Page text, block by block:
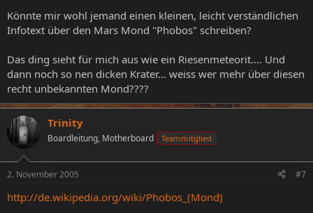
Könnte mir wohl jemand einen kleinen, leicht verständlichen
Infotext über den Mars Mond "Phobos" schreiben?
Das ding sieht für mich aus wie ein Riesenmeteorit.... Und
dann noch so nen dicken Krater... weiss wer mehr über diesen
recht unbekannten Mond????
Trinity
Boardleitung, Motherboard Teammitglied
2. November 2005 #7
http://de.wikipedia.org/wiki/Phobos_(Mond)